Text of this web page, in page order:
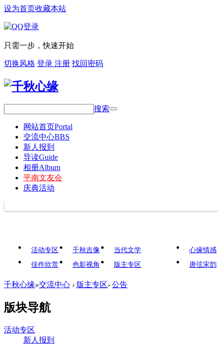
设为首页收藏本站
只需一步，快速开始
切换风格 登录 注册 找回密码
搜索
网站首页Portal
交流中心BBS
新人报到
导读Guide
相册Album
平南文友会
庆典活动
活动专区 千秋吉像
当代文学
佳作欣赏
色影视角 版主专区
心缘情感
唐弦宋韵
千秋心缘»交流中心 › 版主专区› 公告
版块导航
活动专区
新人报到